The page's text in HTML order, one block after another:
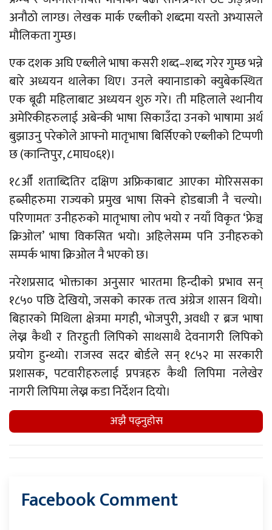
अनौठो लाग्छ। लेखक मार्क एब्लीको शब्दमा यस्तो अभ्यासले
मौलिकता गुम्छ।
एक दशक अघि एब्लीले भाषा कसरी शब्द–शब्द गरेर गुम्छ भन्ने
बारे अध्ययन थालेका थिए। उनले क्यानाडाको क्युबेकस्थित
एक बूढी महिलाबाट अध्ययन शुरु गरे। ती महिलाले स्थानीय
अमेरिकीहरुलाई अबेन्की भाषा सिकाउँदा उनको भाषामा अर्थ
बुझाउनु परेकोले आफ्नो मातृभाषा बिर्सिएको एब्लीको टिप्पणी
छ (कान्तिपुर, ८माघ०६१)।
१८औँ शताब्दितिर दक्षिण अफ्रिकाबाट आएका मोरिससका
हब्सीहरुमा राज्यको प्रमुख भाषा सिक्ने होडबाजी नै चल्यो।
परिणामतः उनीहरुको मातृभाषा लोप भयो र नयाँ विकृत ‘फ्रेञ्च
क्रिओल’ भाषा विकसित भयो। अहिलेसम्म पनि उनीहरुको
सम्पर्क भाषा क्रिओल नै भएको छ।
नरेशप्रसाद भोक्ताका अनुसार भारतमा हिन्दीको प्रभाव सन्
१८५० पछि देखियो, जसको कारक तत्व अंग्रेज शासन थियो।
बिहारको मिथिला क्षेत्रमा मगही, भोजपुरी, अवधी र ब्रज भाषा
लेख्न कैथी र तिरहुती लिपिको साथसाथै देवनागरी लिपिको
प्रयोग हुन्थ्यो। राजस्व सदर बोर्डले सन् १८५२ मा सरकारी
प्रशासक, पटवारीहरुलाई प्रपत्रहरु कैथी लिपिमा नलेखेर
नागरी लिपिमा लेख्न कडा निर्देशन दियो।
अझै पढ्नुहाेस
Facebook Comment